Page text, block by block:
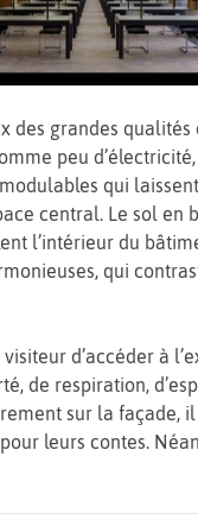
des grandes qualités
peu
qui
central. Le sol en
l’intérieur du
qui
d’accéder à
de respiration,
sur la façade, il
leurs contes.